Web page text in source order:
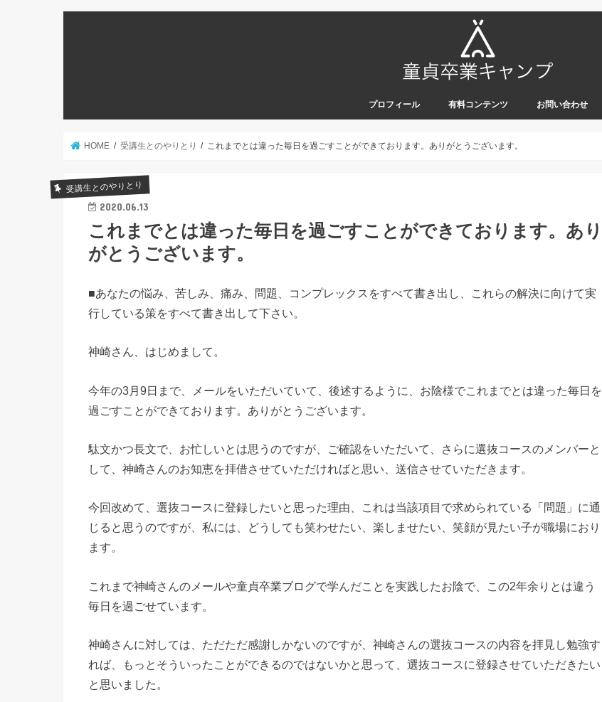
プロフィール 有料コンテンツ お問い合わせ
HOME 受講生とのやりとり これまでとは違った毎日を過ごすことができております。ありがとうございます。
受講生とのやりとり
2020.06.13
これまでとは違った毎日を過ごすことができております。あり
がとうございます。
■あなたの悩み、苦しみ、痛み、問題、コンプレックスをすべて書き出し、これらの解決に向けて実
行している策をすべて書き出して下さい。
神崎さん、はじめまして。
今年の3月9日まで、メールをいただいていて、後述するように、お陰様でこれまでとは違った毎日を
過ごすことができております。ありがとうございます。
駄文かつ長文で、お忙しいとは思うのですが、ご確認をいただいて、さらに選抜コースのメンバーと
して、神崎さんのお知恵を拝借させていただければと思い、送信させていただきます。
今回改めて、選抜コースに登録したいと思った理由、これは当該項目で求められている「問題」に通
じると思うのですが、私には、どうしても笑わせたい、楽しませたい、笑顔が見たい子が職場におり
ます。
これまで神崎さんのメールや童貞卒業ブログで学んだことを実践したお陰で、この2年余りとは違う
毎日を過ごせています。
神崎さんに対しては、ただただ感謝しかないのですが、神崎さんの選抜コースの内容を拝見し勉強す
れば、もっとそういったことができるのではないかと思って、選抜コースに登録させていただきたい
と思いました。